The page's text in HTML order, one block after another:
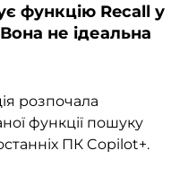
функцію Recall у
не ідеальна
розпочала
функції пошуку
ПК Copilot+.